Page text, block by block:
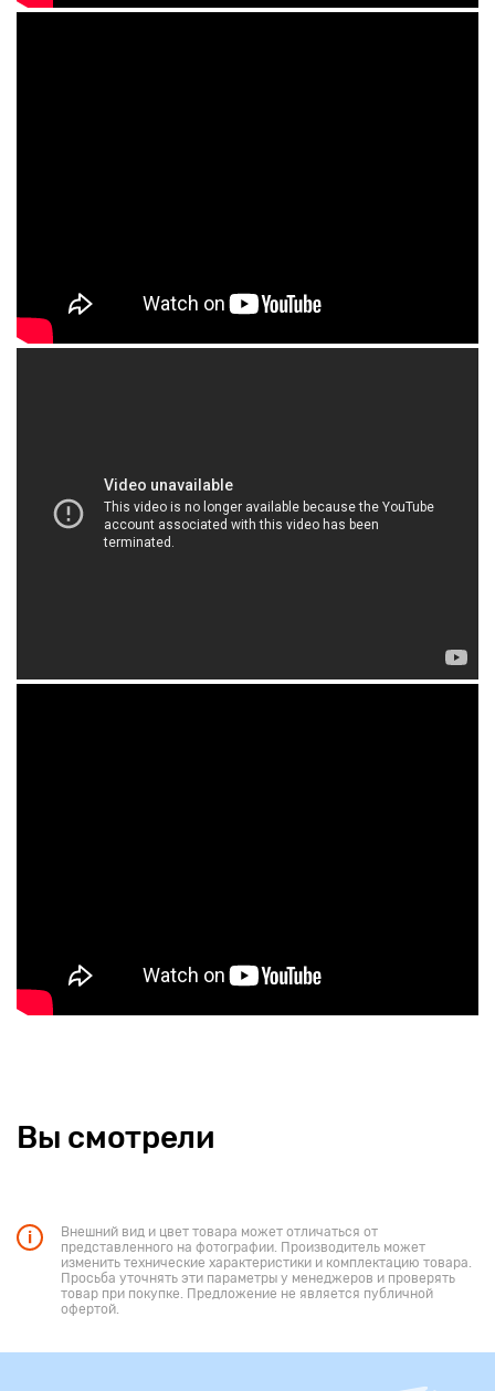
Вы смотрели
Внешний вид и цвет товара может отличаться от
представленного на фотографии. Производитель может
изменить технические характеристики и комплектацию товара.
Просьба уточнять эти параметры у менеджеров и проверять
товар при покупке. Предложение не является публичной
офертой.